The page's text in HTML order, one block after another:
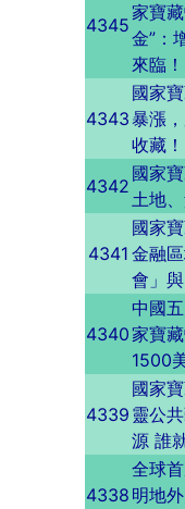
4345
家寶
金”：
來臨！
4343
國家
暴漲
收藏！
4342
國家
土地
4341
國家
金融
會」
4340
中國
家寶
1500
4339
國家
靈公
源 誰
4338
全球
明地